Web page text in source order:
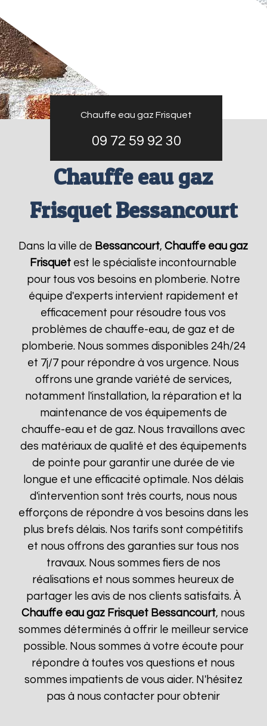
Chauffe eau gaz Frisquet
09 72 59 92 30
Chauffe eau gaz
Frisquet Bessancourt
Dans la ville de Bessancourt,Chauffe eau gaz
Frisquet est le spécialiste incontournable
pour tous vos besoins en plomberie. Notre
équipe d'experts intervient rapidement et
efficacement pour résoudre tous vos
problèmes de chauffe-eau, de gaz et de
plomberie. Nous sommes disponibles 24h/24
et 7j/7 pour répondre à vos urgence. Nous
offrons une grande variété de services,
notamment l'installation, la réparation et la
maintenance de vos équipements de
chauffe-eau et de gaz. Nous travaillons avec
des matériaux de qualité et des équipements
de pointe pour garantir une durée de vie
longue et une efficacité optimale. Nos délais
d'intervention sont très courts, nous nous
efforçons de répondre à vos besoins dans les
plus brefs délais. Nos tarifs sont compétitifs
et nous offrons des garanties sur tous nos
travaux. Nous sommes fiers de nos
réalisations et nous sommes heureux de
partager les avis de nos clients satisfaits. À
Chauffe eau gaz Frisquet Bessancourt, nous
sommes déterminés à offrir le meilleur service
possible. Nous sommes à votre écoute pour
répondre à toutes vos questions et nous
sommes impatients de vous aider. N'hésitez
pas à nous contacter pour obtenir